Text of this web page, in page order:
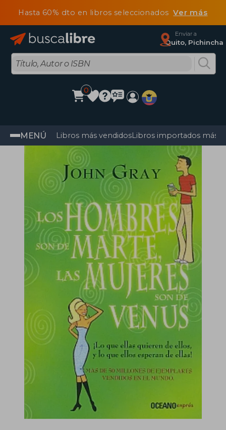
Hasta 60% dto en libros seleccionadosVer más
Enviar a
Quito, Pichincha
0
MENÚ Libros más vendidosLibros importados más